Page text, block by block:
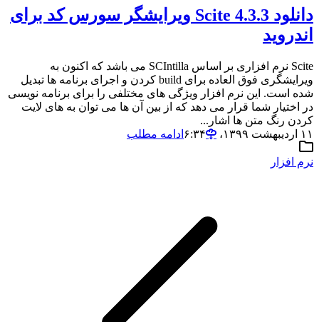
دانلود Scite 4.3.3 ویرایشگر سورس کد برای
اندروید
Scite نرم افزاری بر اساس SCIntilla می باشد که اکنون به
ویرایشگری فوق العاده برای build کردن و اجرای برنامه ها تبدیل
شده است. این نرم افزار ویژگی های مختلفی را برای برنامه نویسی
در اختیار شما قرار می دهد که از بین آن ها می توان به های لایت
کردن رنگ متن ها اشار...
۱۱ اردیبهشت ۱۳۹۹،‏ ۶:۳۴
ادامه مطلب
نرم افزار